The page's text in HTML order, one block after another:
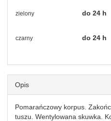
zielony do 24 h
czarny do 24 h
Opis
Pomarańczowy korpus.
tuszu. Wentylowana skuwka.